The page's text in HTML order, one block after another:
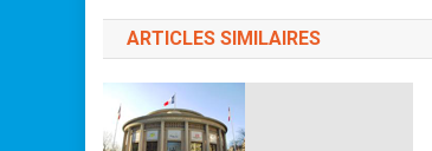
ARTICLES SIMILAIRES